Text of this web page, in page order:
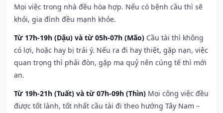
Mọi việc trong nhà đều hòa hợp. Nếu có bệnh cầu thì sẽ
khỏi, gia đình đều mạnh khỏe.
Từ 17h-19h (Dậu) và từ 05h-07h (Mão) Cầu tài thì không
có lợi, hoặc hay bị trái ý. Nếu ra đi hay thiệt, gặp nạn, việc
quan trọng thì phải đòn, gặp ma quỷ nên cúng tế thì mới
an.
Từ 19h-21h (Tuất) và từ 07h-09h (Thìn) Mọi công việc đều
được tốt lành, tốt nhất cầu tài đi theo hướng Tây Nam –